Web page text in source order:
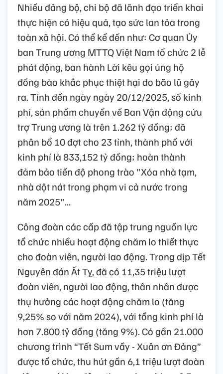
Nhiều đảng bộ, chi bộ đã lãnh đạo triển khai
thực hiện có hiệu quả, tạo sức lan tỏa trong
toàn xã hội. Có thể kể đến như: Cơ quan Ủy
ban Trung ương MTTQ Việt Nam tổ chức 2 lễ
phát động, ban hành Lời kêu gọi ủng hộ
đồng bào khắc phục thiệt hại do bão lũ gây
ra. Tính đến ngày ngày 20/12/2025, số kinh
phí, sản phẩm chuyển về Ban Vận động cứu
trợ Trung ương là trên 1.262 tỷ đồng; đã
phân bổ 10 đợt cho 23 tỉnh, thành phố với
kinh phí là 833,152 tỷ đồng; hoàn thành
đảm bảo tiến độ phong trào "Xóa nhà tạm,
nhà dột nát trong phạm vi cả nước trong
năm 2025"...
Công đoàn các cấp đã tập trung nguồn lực
tổ chức nhiều hoạt động chăm lo thiết thực
cho đoàn viên, người lao động. Trong dịp Tết
Nguyên đán Ất Tỵ, đã có 11,35 triệu lượt
đoàn viên, người lao động, thân nhân được
thụ hưởng các hoạt động chăm lo (tăng
9,25% so với năm 2024), với tổng kinh phí là
hơn 7.800 tỷ đồng (tăng 9%). Có gần 21.000
chương trình “Tết Sum vầy - Xuân ơn Đảng”
được tổ chức, thu hút gần 6,1 triệu lượt đoàn